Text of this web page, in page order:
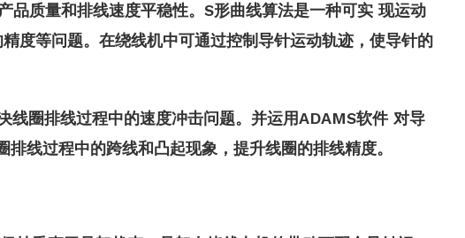
质量和排线速度平稳性。S形曲线算法是一种可实 现运动
度等问题。在绕线机中可通过控制导针运动轨迹，使导针的
线圈排线过程中的速度冲击问题。并运用ADAMS软件 对导
线过程中的跨线和凸起现象，提升线圈的排线精度。